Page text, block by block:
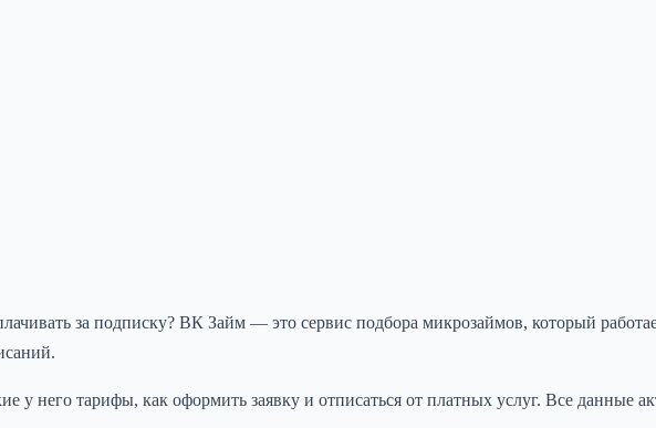
за подписку? ВК Займ — это сервис подбора микрозаймов, который
у него тарифы, как оформить заявку и отписаться от платных услуг. Все данные